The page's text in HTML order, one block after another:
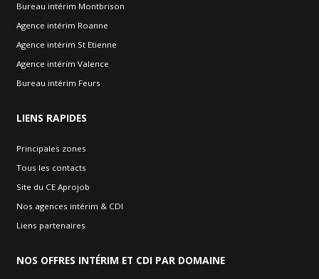
Bureau intérim Montbrison
Agence intérim Roanne
Agence intérim St Etienne
Agence intérim Valence
Bureau intérim Feurs
LIENS RAPIDES
Principales zones
Tous les contacts
Site du CE Aprojob
Nos agences intérim & CDI
Liens partenaires
NOS OFFRES INTÉRIM ET CDI PAR DOMAINE